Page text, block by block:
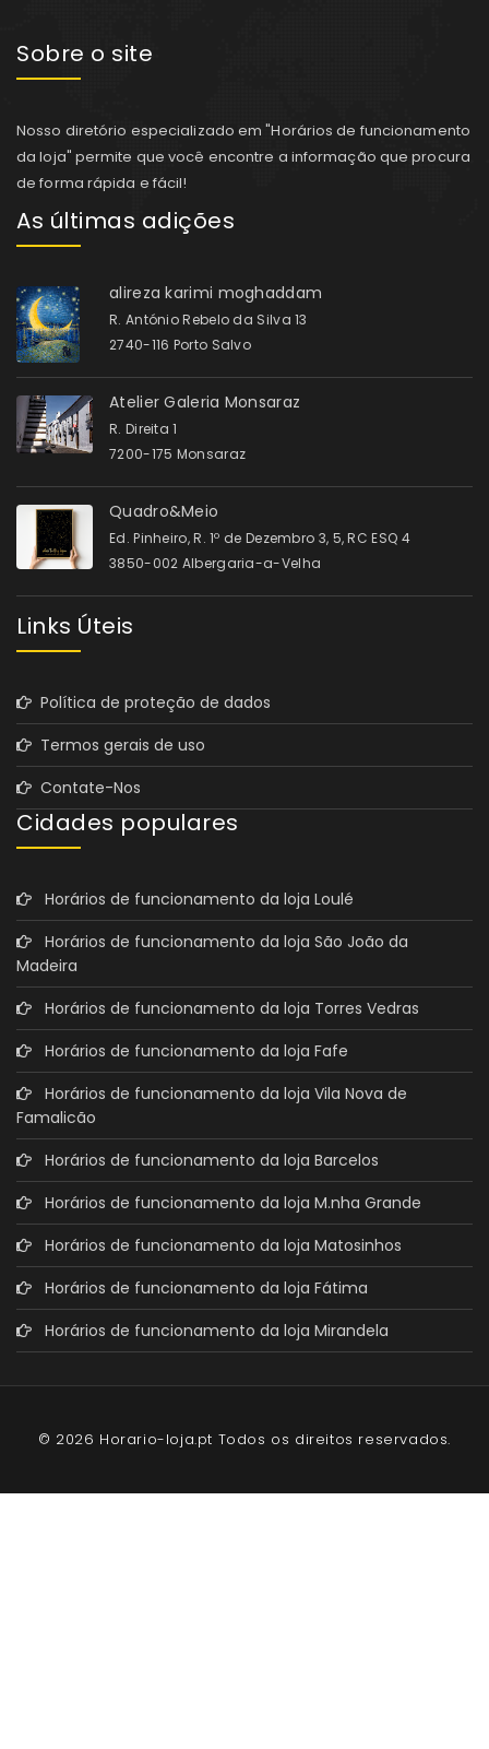
Sobre o site
Nosso diretório especializado em "Horários de funcionamento
da loja" permite que você encontre a informação que procura
de forma rápida e fácil!
As últimas adições
alireza karimi moghaddam
R. António Rebelo da Silva 13
2740-116 Porto Salvo
Atelier Galeria Monsaraz
R. Direita 1
7200-175 Monsaraz
Quadro&Meio
Ed. Pinheiro, R. 1º de Dezembro 3, 5, RC ESQ 4
3850-002 Albergaria-a-Velha
Links Úteis
Política de proteção de dados
Termos gerais de uso
Contate-Nos
Cidades populares
Horários de funcionamento da loja Loulé
Horários de funcionamento da loja São João da
Madeira
Horários de funcionamento da loja Torres Vedras
Horários de funcionamento da loja Fafe
Horários de funcionamento da loja Vila Nova de
Famalicão
Horários de funcionamento da loja Barcelos
Horários de funcionamento da loja M.nha Grande
Horários de funcionamento da loja Matosinhos
Horários de funcionamento da loja Fátima
Horários de funcionamento da loja Mirandela
© 2026 Horario-loja.pt Todos os direitos reservados.